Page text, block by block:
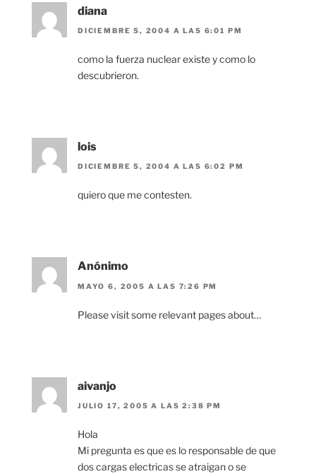
diana
DICIEMBRE 5, 2004 A LAS 6:01 PM
como la fuerza nuclear existe y como lo
descubrieron.
lois
DICIEMBRE 5, 2004 A LAS 6:02 PM
quiero que me contesten.
Anónimo
MAYO 6, 2005 A LAS 7:26 PM
Please visit some relevant pages about…
aivanjo
JULIO 17, 2005 A LAS 2:38 PM
Hola
Mi pregunta es que es lo responsable de que
dos cargas electricas se atraigan o se